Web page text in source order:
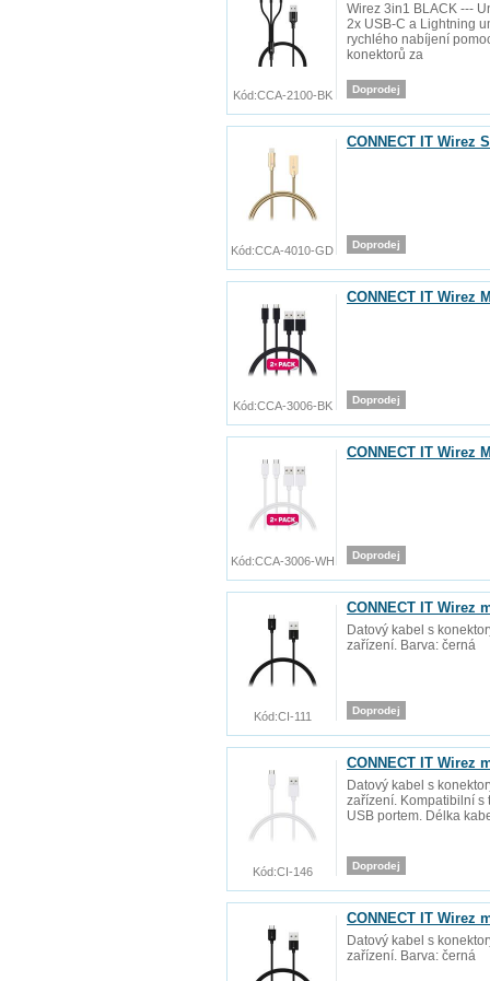
Wirez 3in1 BLACK ---
2x USB-C a Lightning
rychlého nabíjení
konektorů za
Doprodej
Kód:CCA-2100-BK
CONNECT IT Wirez
Doprodej
Kód:CCA-4010-GD
CONNECT IT Wirez
Doprodej
Kód:CCA-3006-BK
CONNECT IT Wirez
Doprodej
Kód:CCA-3006-WH
CONNECT IT Wirez
Datový kabel s
zařízení. Barva: černá
Doprodej
Kód:CI-111
CONNECT IT Wirez
Datový kabel s
zařízení. Kompatibilní s
USB portem. Délka
Doprodej
Kód:CI-146
CONNECT IT Wirez
Datový kabel s
zařízení. Barva: černá